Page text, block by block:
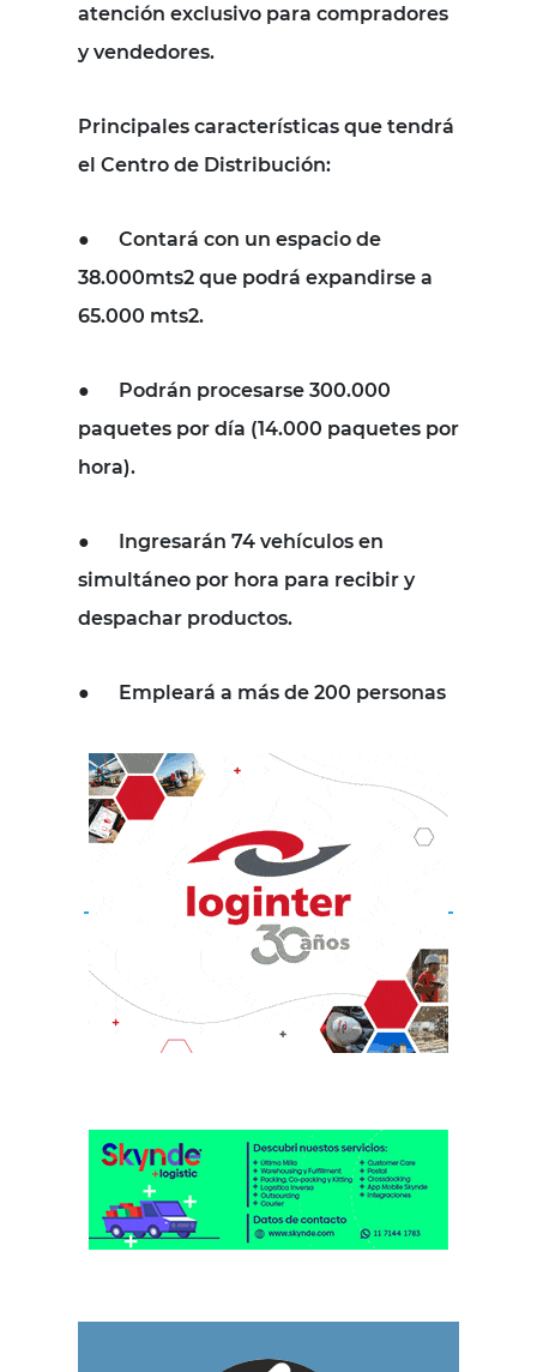
atención exclusivo para compradores
y vendedores.
Principales características que tendrá
el Centro de Distribución:
●
Contará con un espacio de
38.000mts2 que podrá expandirse a
65.000 mts2.
●
Podrán procesarse 300.000
paquetes por día (14.000 paquetes por
hora).
●
Ingresarán 74 vehículos en
simultáneo por hora para recibir y
despachar productos.
● Empleará a más de 200 personas